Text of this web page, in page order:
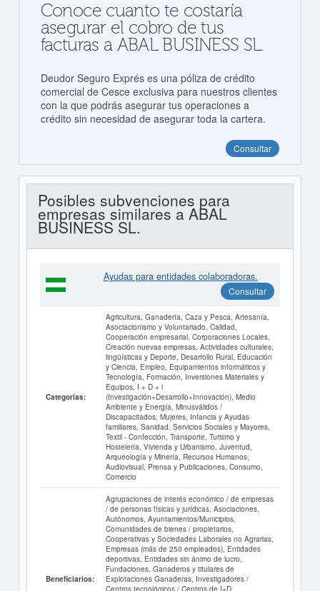
Conoce cuanto te costaría
asegurar el cobro de tus
facturas a ABAL BUSINESS SL.
Deudor Seguro Exprés es una póliza de crédito
comercial de Cesce exclusiva para nuestros clientes
con la que podrás asegurar tus operaciones a
crédito sin necesidad de asegurar toda la cartera.
Consultar
Posibles subvenciones para
empresas similares a ABAL
BUSINESS SL.
Ayudas para entidades colaboradoras.
Consultar
Categorías:
Agricultura, Ganadería, Caza y Pesca, Artesanía,
Asociacionismo y Voluntariado, Calidad,
Cooperación empresarial, Corporaciones Locales,
Creación nuevas empresas, Actividades culturales,
lingüísticas y Deporte, Desarrollo Rural, Educación
y Ciencia, Empleo, Equipamientos informáticos y
Tecnología, Formación, Inversiones Materiales y
Equipos, I + D + i
(Investigación+Desarrollo+Innovación), Medio
Ambiente y Energía, Minusválidos /
Discapacitados, Mujeres, Infancia y Ayudas
familiares, Sanidad, Servicios Sociales y Mayores,
Textil - Confección, Transporte, Turismo y
Hostelería, Vivienda y Urbanismo, Juventud,
Arqueología y Minería, Recursos Humanos,
Audiovisual, Prensa y Publicaciones, Consumo,
Comercio
Beneficiarios:
Agrupaciones de interés económico / de empresas
/ de personas físicas y jurídicas, Asociaciones,
Autónomos, Ayuntamientos/Municipios,
Comunidades de bienes / propietarios,
Cooperativas y Sociedades Laborales no Agrarias,
Empresas (más de 250 empleados), Entidades
deportivas, Entidades sin ánimo de lucro,
Fundaciones, Ganaderos y titulares de
Explotaciones Ganaderas, Investigadores /
Centros tecnológicos / Centros de I+D,